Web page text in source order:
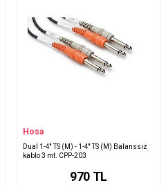
Hosa
Dual 1-4'' TS (M) - 1-4'' TS (M) Balanssız
kablo 3 mt. CPP-203
970 TL